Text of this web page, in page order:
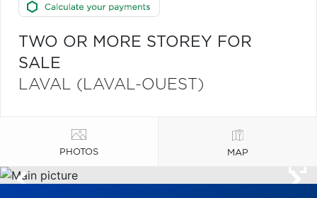
TWO OR MORE STOREY FOR
SALE
LAVAL (LAVAL-OUEST)
PHOTOS MAP